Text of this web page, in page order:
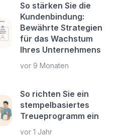
So stärken Sie die
Kundenbindung:
Bewährte Strategien
für das Wachstum
Ihres Unternehmens
vor 9 Monaten
So richten Sie ein
stempelbasiertes
Treueprogramm ein
vor 1 Jahr